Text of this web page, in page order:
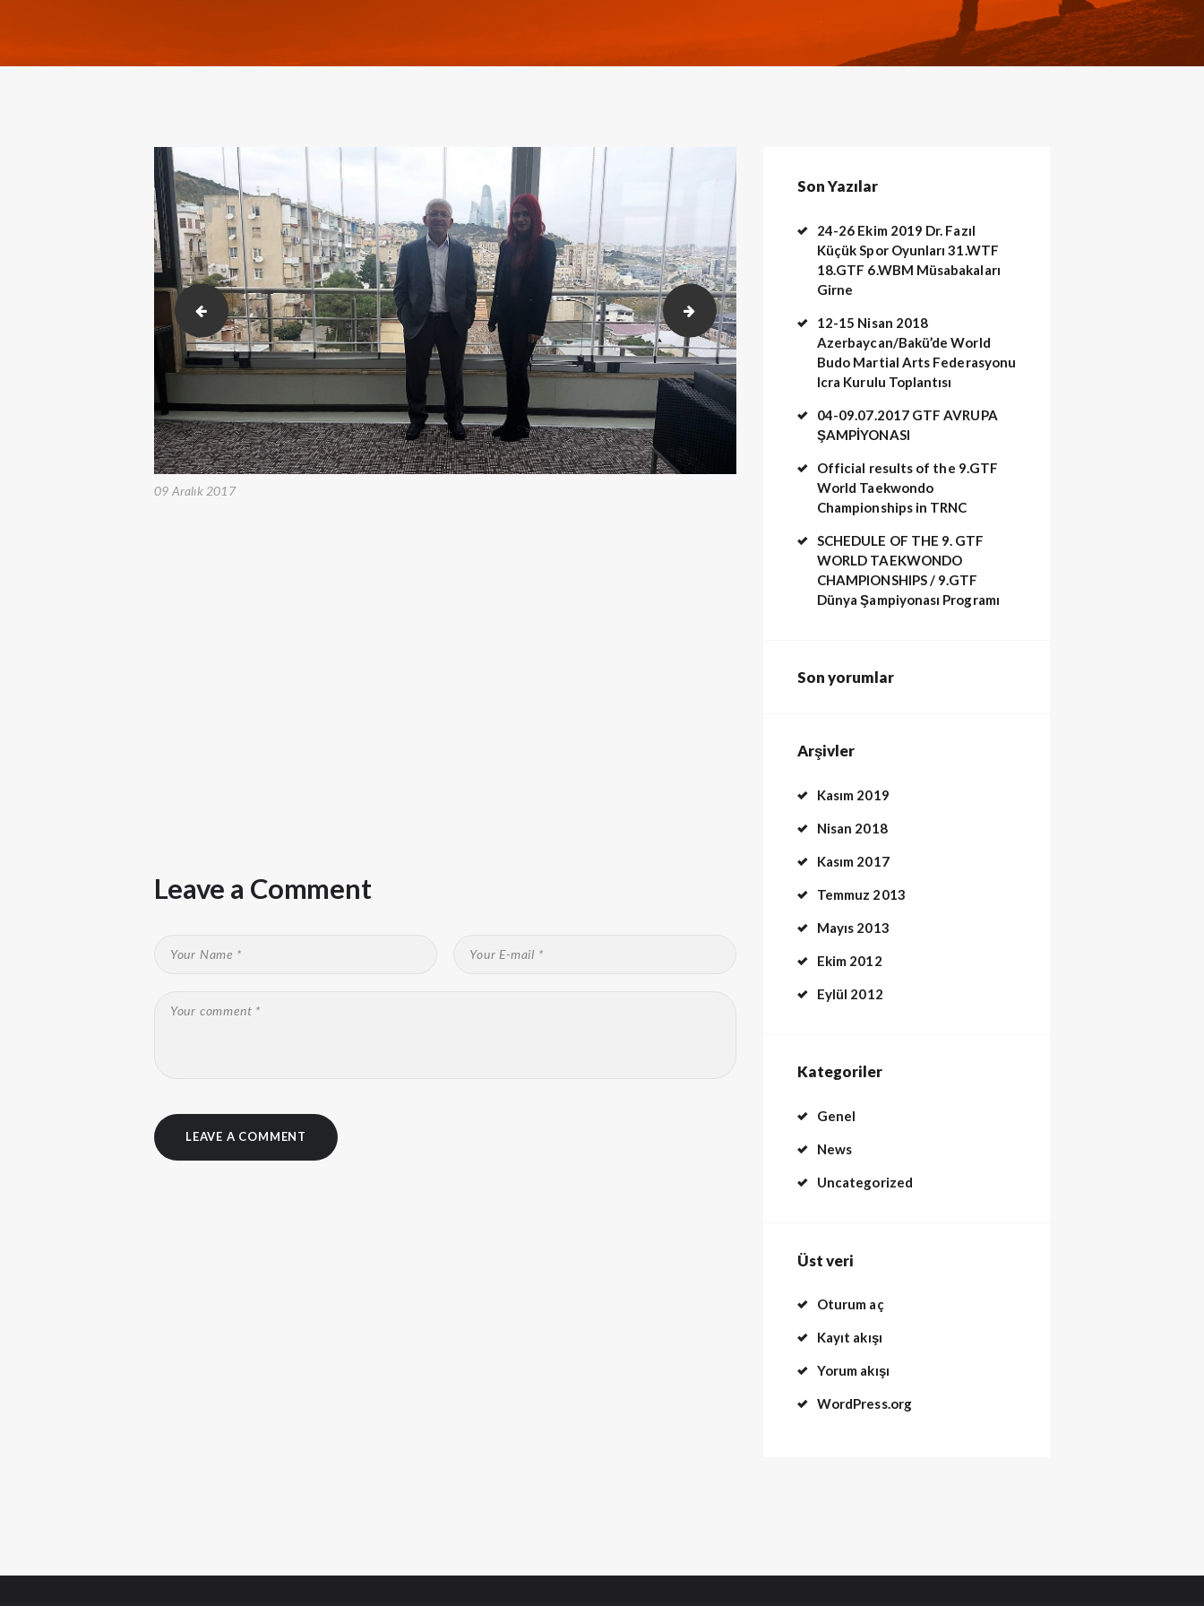
2017.12.01-04 Baku (25) 2017.12.01-04 Baku (27)
09 Aralık 2017
Leave a Comment
Son Yazılar
24-26 Ekim 2019 Dr. Fazıl
Küçük Spor Oyunları 31.WTF
18.GTF 6.WBM Müsabakaları
Girne
12-15 Nisan 2018
Azerbaycan/Bakü’de World
Budo Martial Arts Federasyonu
Icra Kurulu Toplantısı
04-09.07.2017 GTF AVRUPA
ŞAMPİYONASI
Official results of the 9.GTF
World Taekwondo
Championships in TRNC
SCHEDULE OF THE 9. GTF
WORLD TAEKWONDO
CHAMPIONSHIPS / 9.GTF
Dünya Şampiyonası Programı
Son yorumlar
Arşivler
Kasım 2019
Nisan 2018
Kasım 2017
Temmuz 2013
Mayıs 2013
Ekim 2012
Eylül 2012
Kategoriler
Genel
News
Uncategorized
Üst veri
Oturum aç
Kayıt akışı
Yorum akışı
WordPress.org